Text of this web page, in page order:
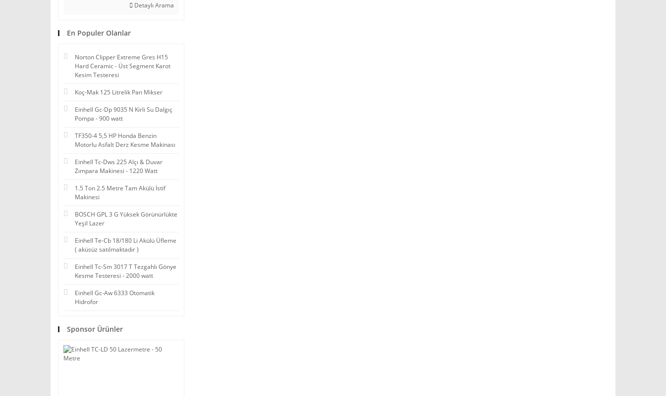
Detaylı Arama
En Populer Olanlar
Norton Clipper Extreme Gres H15
Hard Ceramic - Üst Segment Karot
Kesim Testeresi
Koç-Mak 125 Litrelik Pan Mikser
Einhell Gc-Dp 9035 N Kirli Su Dalgıç
Pompa - 900 watt
TF350-4 5,5 HP Honda Benzin
Motorlu Asfalt Derz Kesme Makinası
Einhell Tc-Dws 225 Alçı & Duvar
Zımpara Makinesi - 1220 Watt
1.5 Ton 2.5 Metre Tam Akülü İstif
Makinesi
BOSCH GPL 3 G Yüksek Görünürlükte
Yeşil Lazer
Einhell Te-Cb 18/180 Li Akülü Üfleme
( aküsüz satılmaktadır )
Einhell Tc-Sm 3017 T Tezgahlı Gönye
Kesme Testeresi - 2000 watt
Einhell Gc-Aw 6333 Otomatik
Hidrofor
Sponsor Ürünler